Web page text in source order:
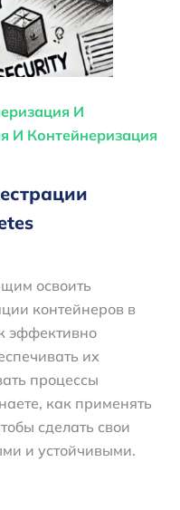
И
И Контейнеризация
освоить
контейнеров в
эффективно
их
процессы
как применять
сделать свои
и устойчивыми.